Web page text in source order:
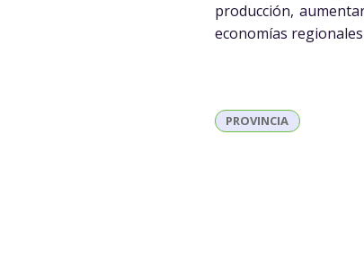
producción,
economías
PROVINCIA